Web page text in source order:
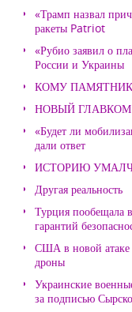
«Трамп назвал
ракеты Patriot
«Рубио заявил о
России и Украины
КОМУ
НОВЫЙ
«Будет ли
дали ответ
ИСТОРИЮ
Другая реальность
Турция пообещала
гарантий
США в новой атаке
дроны
Украинские
за подписью